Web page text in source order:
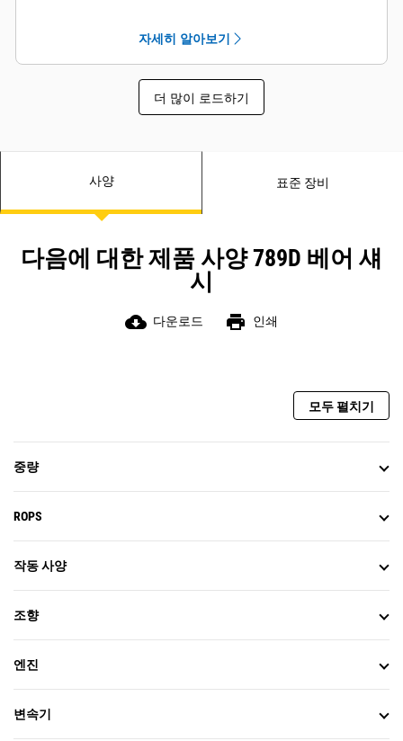
Caterpillar는 전 세계 OEM과의 협력
을 통해 적절한 서비스 트럭 작업용 베
어 섀시 장비를 공급하며, 귀사에 최적
의 솔루션을 제공하기 위해 모든 과정
은 현지 Cat 지점을 거칩니다.
자세히 알아보기
더 많이 로드하기
사양 표준 장비
다음에 대한 제품 사양 789D 베어 섀
시
cloud_download 다운로드 print 인쇄
모두 펼치기
중량
ROPS
작동 사양
조향
엔진
변속기